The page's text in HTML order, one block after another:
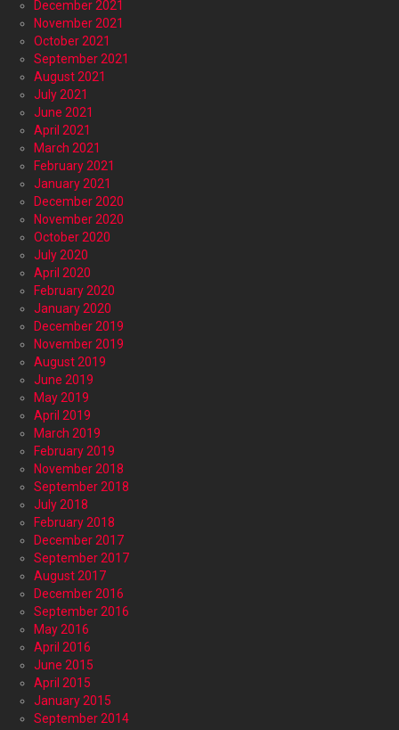
December 2021
November 2021
October 2021
September 2021
August 2021
July 2021
June 2021
April 2021
March 2021
February 2021
January 2021
December 2020
November 2020
October 2020
July 2020
April 2020
February 2020
January 2020
December 2019
November 2019
August 2019
June 2019
May 2019
April 2019
March 2019
February 2019
November 2018
September 2018
July 2018
February 2018
December 2017
September 2017
August 2017
December 2016
September 2016
May 2016
April 2016
June 2015
April 2015
January 2015
September 2014